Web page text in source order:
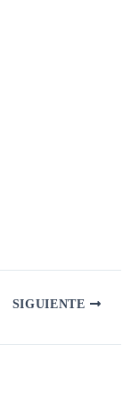
SIGUIENTE